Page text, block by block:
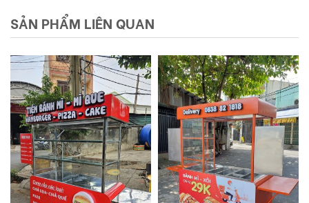
SẢN PHẨM LIÊN QUAN